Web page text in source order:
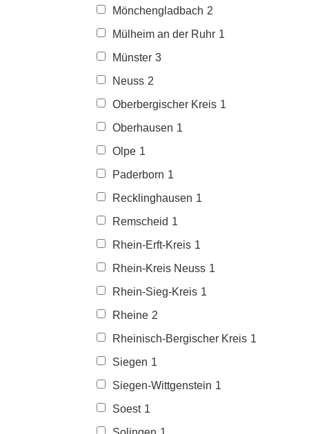
Mönchengladbach 2
Mülheim an der Ruhr 1
Münster 3
Neuss 2
Oberbergischer Kreis 1
Oberhausen 1
Olpe 1
Paderborn 1
Recklinghausen 1
Remscheid 1
Rhein-Erft-Kreis 1
Rhein-Kreis Neuss 1
Rhein-Sieg-Kreis 1
Rheine 2
Rheinisch-Bergischer Kreis 1
Siegen 1
Siegen-Wittgenstein 1
Soest 1